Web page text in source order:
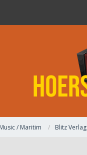
/ Maritim Blitz Verlag